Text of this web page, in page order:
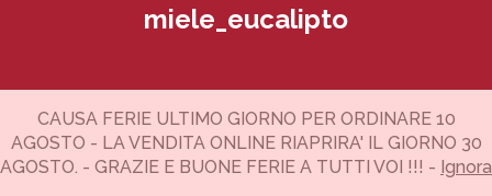
miele_eucalipto
CAUSA FERIE ULTIMO GIORNO PER ORDINARE 10
AGOSTO - LA VENDITA ONLINE RIAPRIRA' IL GIORNO 30
AGOSTO. - GRAZIE E BUONE FERIE A TUTTI VOI !!! - Ignora